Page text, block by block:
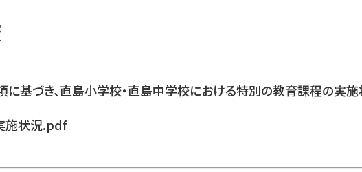
基づき、直島小学校・直島中学校における特別の教育課程の実施
施状況.pdf